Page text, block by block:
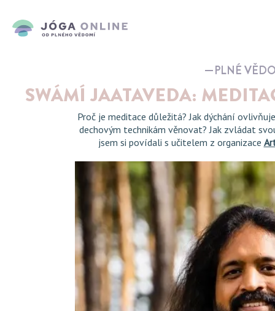
PLNÉ
SWÁMÍ JAATAVEDA:
Proč je meditace důležitá? Jak dýchání
dechovým technikám věnovat? Jak zvládat
jsem si povídali s učitelem z organizace